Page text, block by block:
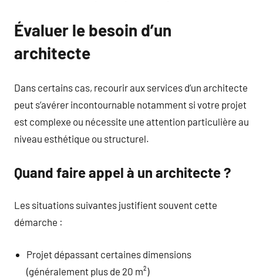
Évaluer le besoin d’un
architecte
Dans certains cas, recourir aux services d’un architecte
peut s’avérer incontournable notamment si votre projet
est complexe ou nécessite une attention particulière au
niveau esthétique ou structurel.
Quand faire appel à un architecte ?
Les situations suivantes justifient souvent cette
démarche :
Projet dépassant certaines dimensions
(généralement plus de 20 m²)